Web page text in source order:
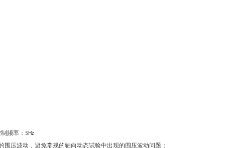
频率： 5Hz
压波动，避免常规的轴向动态试验中出现的围压波动问题；